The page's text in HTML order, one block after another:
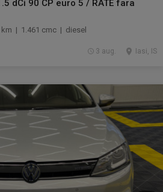
dCi 90 CP euro 5 / RATE fara
| 1.461 cmc | diesel
Iasi, IS
3 aug.